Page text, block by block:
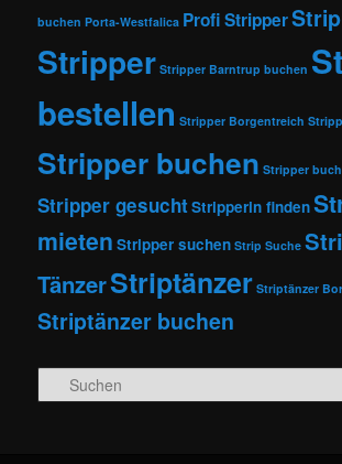
buchen Porta-Westfalica Profi Stripper
Stripper Stripper Barntrup buchen
bestellen Stripper Borgentreich
Stripper buchen Stripper
Stripper gesuchtStripperin finden
mieten Stripper suchen Strip Suche
TänzerStriptänzer Striptänzer
Striptänzer buchen
Suchen